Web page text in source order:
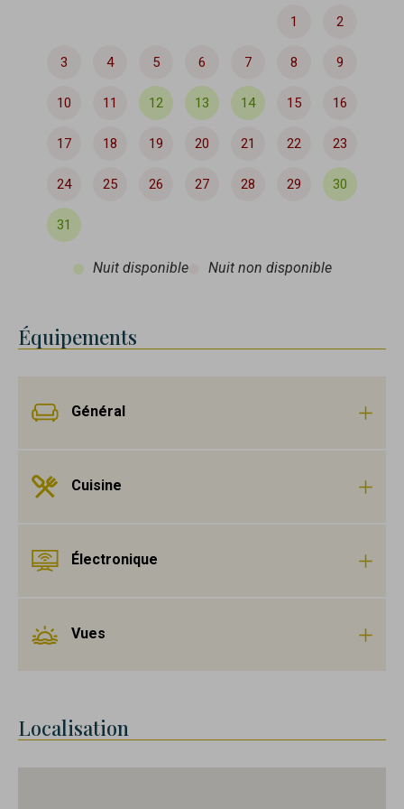
1 2
3 4 5 6 7 8 9
10 11 12 13 14 15 16
17 18 19 20 21 22 23
24 25 26 27 28 29 30
31
Nuit disponible Nuit non disponible
Équipements
Général
Cuisine
Électronique
Vues
Localisation